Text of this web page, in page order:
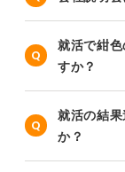
就活で紺
すか？
就活の結
か？